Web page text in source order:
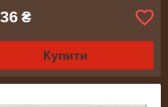
₴
Купити